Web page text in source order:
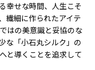
幸せな時間、人生こそ
繊細に作られたアイテ
はの美意識と妥協のな
な「小石丸シルク」の
と導くことを追求して